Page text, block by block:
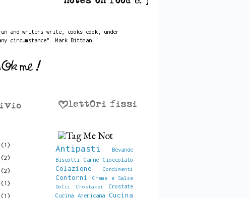
and writers write, cooks cook, under
circumstance". Mark Bittman
(1)
(2)
(2)
(1)
(1)
Antipasti
Bevande
Biscotti
Carne Cioccolato
Colazione Condimenti
Contorni
Creme e Salse
Dolci
Crostacei
Crostate
Cucina Americana
Cucina